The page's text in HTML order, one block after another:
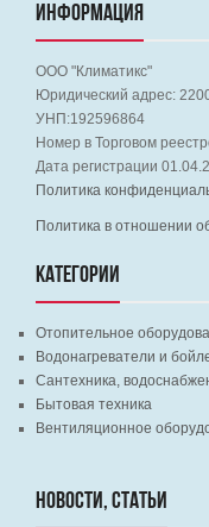
ИНФОРМАЦИЯ
ООО "Климатикс"
Юридический адрес:
УНП:192596864
Номер в Торговом
Дата регистрации
Политика
Политика в отношении
КАТЕГОРИИ
Отопительное
Водонагреватели и
Сантехника,
Бытовая техника
Вентиляционное
НОВОСТИ, СТАТЬИ